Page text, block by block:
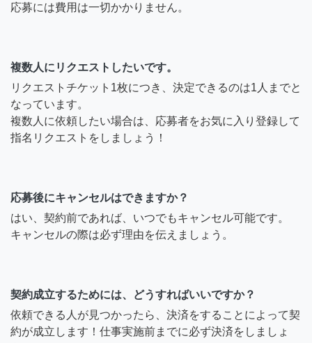
応募には費用は一切かかりません。
複数人にリクエストしたいです。
リクエストチケット1枚につき、決定できるのは1人までと
なっています。
複数人に依頼したい場合は、応募者をお気に入り登録して
指名リクエストをしましょう！
応募後にキャンセルはできますか？
はい、契約前であれば、いつでもキャンセル可能です。
キャンセルの際は必ず理由を伝えましょう。
契約成立するためには、どうすればいいですか？
依頼できる人が見つかったら、決済をすることによって契
約が成立します！仕事実施前までに必ず決済をしましょ